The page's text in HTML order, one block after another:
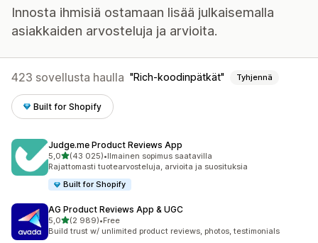
Innosta ihmisiä ostamaan lisää julkaisemalla
asiakkaiden arvosteluja ja arvioita.
423 sovellusta haulla Rich-koodinpätkät Tyhjennä
Built for Shopify
Judge.me Product Reviews App
5,0/ 5 tähteä
(43 025)
43025 arvostelua yhteensä
•Ilmainen sopimus saatavilla
Rajattomasti tuotearvosteluja, arvioita ja suosituksia
Built for Shopify
AG Product Reviews App & UGC
5,0/ 5 tähteä
(2 989)
2989 arvostelua yhteensä
•Free
Build trust w/ unlimited product reviews, photos, testimonials